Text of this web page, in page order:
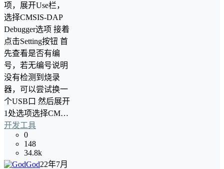
项，展开Use栏，
选择CMSIS-DAP
Debugger选项 接着
点击Setting按钮 首
先查看是否有编
号，若无编号说明
没有检测到烧录
器，可以尝试换一
个USB口 然后展开
1处选项选择CM…
开发工具
0
148
34.8k
God22年7月